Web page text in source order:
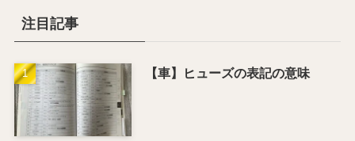
注目記事
【車】ヒューズの表記の意味